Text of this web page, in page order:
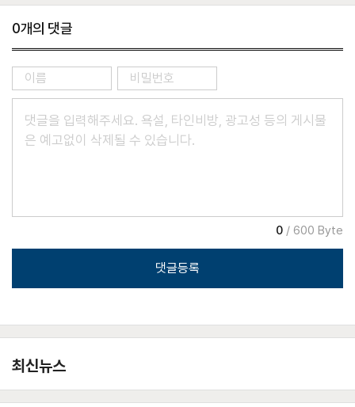
0개의 댓글
0 / 600 Byte
댓글등록
최신뉴스